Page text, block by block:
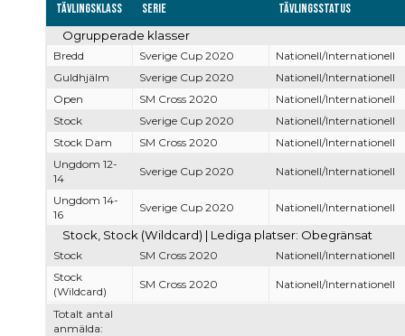
Tävlingsklass Serie Tävlingsstatus
Totalt antal
anmälda:
Ogrupperade klasser
Bredd Sverige Cup 2020
Nationell/Internationell
Guldhjälm
Sverige Cup 2020
Nationell/Internationell
Open
SM Cross 2020
Nationell/Internationell
Stock
Sverige Cup 2020
Nationell/Internationell
Stock Dam
SM Cross 2020
Nationell/Internationell
Ungdom 12-
14
Sverige Cup 2020 Nationell/Internationell
Ungdom 14-
16
Sverige Cup 2020 Nationell/Internationell
Stock, Stock (Wildcard) | Lediga platser: Obegränsat
Stock SM Cross 2020
Nationell/Internationell
Stock
(Wildcard)
SM Cross 2020 Nationell/Internationell